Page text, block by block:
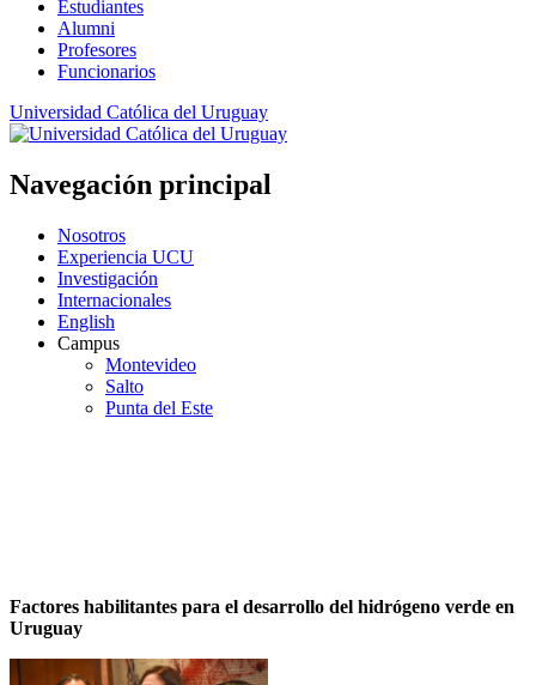
Estudiantes
Alumni
Profesores
Funcionarios
Universidad Católica del Uruguay
Navegación principal
Nosotros
Experiencia UCU
Investigación
Internacionales
English
Campus
Montevideo
Salto
Punta del Este
Factores habilitantes para el desarrollo del hidrógeno verde en
Uruguay